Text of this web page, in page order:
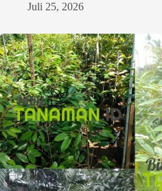
Juli 25, 2026